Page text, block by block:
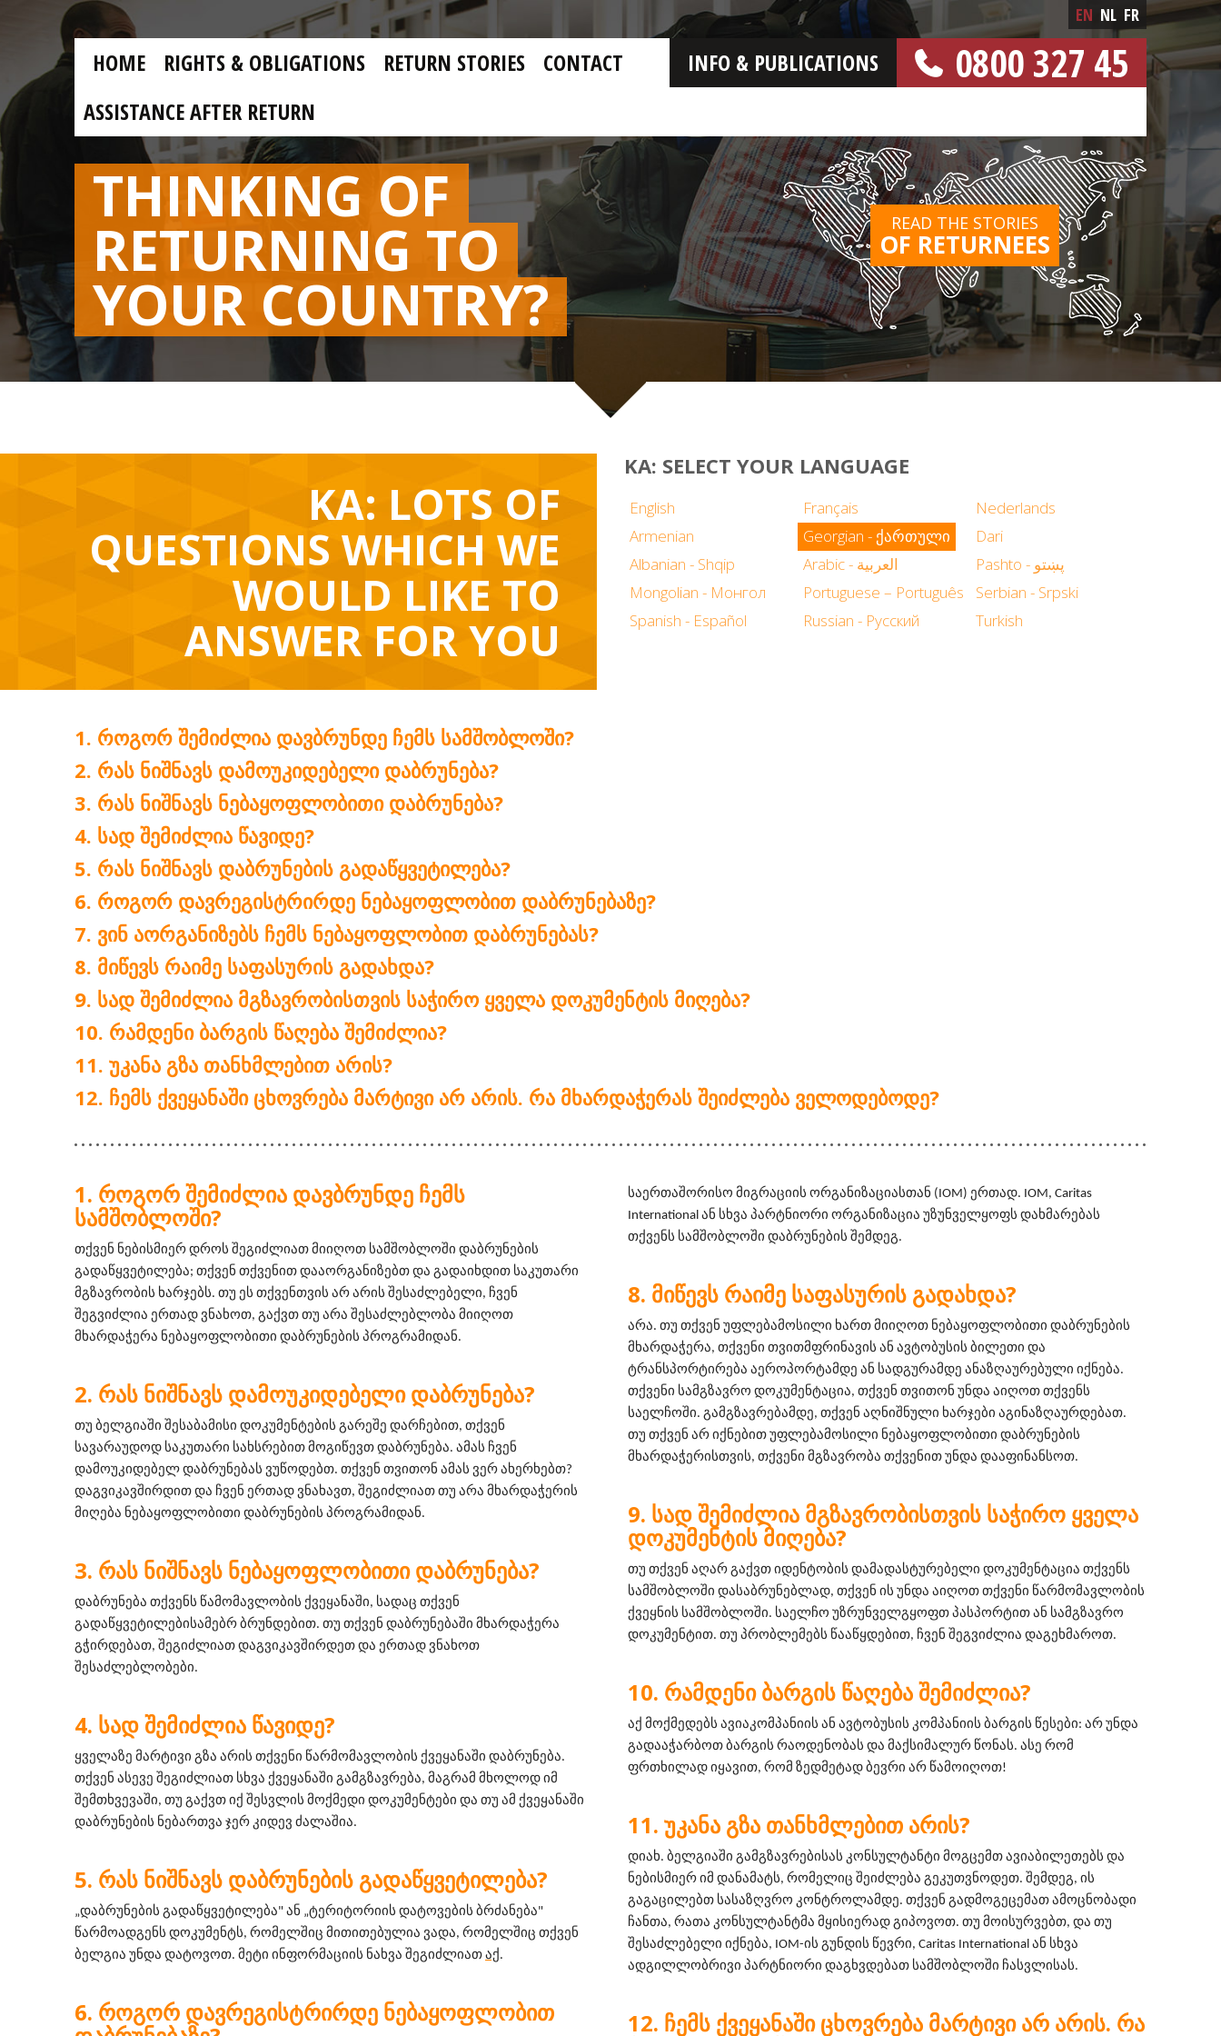
Skip to main content
0800 327 45
MAIN
NAVIGATION
HOME RIGHTS & OBLIGATIONS RETURN STORIES CONTACT
INFO & PUBLICATIONS
ASSISTANCE AFTER RETURN
THINKING OF
RETURNING TO
YOUR COUNTRY?
EN NL FR
READ THE STORIES
OF RETURNEES
KA: LOTS OF
QUESTIONS WHICH WE
WOULD LIKE TO
ANSWER FOR YOU
KA: SELECT YOUR LANGUAGE
English Français
Nederlands
Armenian
Georgian - ქართული
Dari
Albanian - Shqip
Arabic - العربية
Pashto - پښتو
Mongolian - Монгол
Portuguese – Português
Serbian - Srpski
Spanish - Español
Russian - Русский Turkish
ᲠᲝᲒᲝᲠ ᲨᲔᲛᲘᲫᲚᲘᲐ ᲓᲐᲕᲑᲠᲣᲜᲓᲔ ᲩᲔᲛᲡ ᲡᲐᲛᲨᲝᲑᲚᲝᲨᲘ?
ᲠᲐᲡ ᲜᲘᲨᲜᲐᲕᲡ ᲓᲐᲛᲝᲣᲙᲘᲓᲔᲑᲔᲚᲘ ᲓᲐᲑᲠᲣᲜᲔᲑᲐ?
ᲠᲐᲡ ᲜᲘᲨᲜᲐᲕᲡ ᲜᲔᲑᲐᲧᲝᲤᲚᲝᲑᲘᲗᲘ ᲓᲐᲑᲠᲣᲜᲔᲑᲐ?
ᲡᲐᲓ ᲨᲔᲛᲘᲫᲚᲘᲐ ᲬᲐᲕᲘᲓᲔ?
ᲠᲐᲡ ᲜᲘᲨᲜᲐᲕᲡ ᲓᲐᲑᲠᲣᲜᲔᲑᲘᲡ ᲒᲐᲓᲐᲬᲧᲕᲔᲢᲘᲚᲔᲑᲐ?
ᲠᲝᲒᲝᲠ ᲓᲐᲕᲠᲔᲒᲘᲡᲢᲠᲘᲠᲓᲔ ᲜᲔᲑᲐᲧᲝᲤᲚᲝᲑᲘᲗ ᲓᲐᲑᲠᲣᲜᲔᲑᲐᲖᲔ?
ᲕᲘᲜ ᲐᲝᲠᲒᲐᲜᲘᲖᲔᲑᲡ ᲩᲔᲛᲡ ᲜᲔᲑᲐᲧᲝᲤᲚᲝᲑᲘᲗ ᲓᲐᲑᲠᲣᲜᲔᲑᲐᲡ?
ᲛᲘᲬᲔᲕᲡ ᲠᲐᲘᲛᲔ ᲡᲐᲤᲐᲡᲣᲠᲘᲡ ᲒᲐᲓᲐᲮᲓᲐ?
ᲡᲐᲓ ᲨᲔᲛᲘᲫᲚᲘᲐ ᲛᲒᲖᲐᲕᲠᲝᲑᲘᲡᲗᲕᲘᲡ ᲡᲐᲭᲘᲠᲝ ᲧᲕᲔᲚᲐ ᲓᲝᲙᲣᲛᲔᲜᲢᲘᲡ ᲛᲘᲦᲔᲑᲐ?
ᲠᲐᲛᲓᲔᲜᲘ ᲑᲐᲠᲒᲘᲡ ᲬᲐᲦᲔᲑᲐ ᲨᲔᲛᲘᲫᲚᲘᲐ?
ᲣᲙᲐᲜᲐ ᲒᲖᲐ ᲗᲐᲜᲮᲛᲚᲔᲑᲘᲗ ᲐᲠᲘᲡ?
ᲩᲔᲛᲡ ᲥᲕᲔᲧᲐᲜᲐᲨᲘ ᲪᲮᲝᲕᲠᲔᲑᲐ ᲛᲐᲠᲢᲘᲕᲘ ᲐᲠ ᲐᲠᲘᲡ. ᲠᲐ ᲛᲮᲐᲠᲓᲐᲭᲔᲠᲐᲡ ᲨᲔᲘᲫᲚᲔᲑᲐ ᲕᲔᲚᲝᲓᲔᲑᲝᲓᲔ?
ᲠᲝᲒᲝᲠ ᲨᲔᲛᲘᲫᲚᲘᲐ ᲓᲐᲕᲑᲠᲣᲜᲓᲔ ᲩᲔᲛᲡ
ᲡᲐᲛᲨᲝᲑᲚᲝᲨᲘ?
თქვენ ნებისმიერ დროს შეგიძლიათ მიიღოთ სამშობლოში დაბრუნების
გადაწყვეტილება; თქვენ თქვენით დააორგანიზებთ და გადაიხდით საკუთარი
მგზავრობის ხარჯებს. თუ ეს თქვენთვის არ არის შესაძლებელი, ჩვენ
შეგვიძლია ერთად ვნახოთ, გაქვთ თუ არა შესაძლებლობა მიიღოთ
მხარდაჭერა ნებაყოფლობითი დაბრუნების პროგრამიდან.
ᲠᲐᲡ ᲜᲘᲨᲜᲐᲕᲡ ᲓᲐᲛᲝᲣᲙᲘᲓᲔᲑᲔᲚᲘ ᲓᲐᲑᲠᲣᲜᲔᲑᲐ?
თუ ბელგიაში შესაბამისი დოკუმენტების გარეშე დარჩებით, თქვენ
სავარაუდოდ საკუთარი სახსრებით მოგიწევთ დაბრუნება. ამას ჩვენ
დამოუკიდებელ დაბრუნებას ვუწოდებთ. თქვენ თვითონ ამას ვერ ახერხებთ?
დაგვიკავშირდით და ჩვენ ერთად ვნახავთ, შეგიძლიათ თუ არა მხარდაჭერის
მიღება ნებაყოფლობითი დაბრუნების პროგრამიდან.
ᲠᲐᲡ ᲜᲘᲨᲜᲐᲕᲡ ᲜᲔᲑᲐᲧᲝᲤᲚᲝᲑᲘᲗᲘ ᲓᲐᲑᲠᲣᲜᲔᲑᲐ?
დაბრუნება თქვენს წამომავლობის ქვეყანაში, სადაც თქვენ
გადაწყვეტილებისამებრ ბრუნდებით. თუ თქვენ დაბრუნებაში მხარდაჭერა
გჭირდებათ, შეგიძლიათ დაგვიკავშირდეთ და ერთად ვნახოთ
შესაძლებლობები.
ᲡᲐᲓ ᲨᲔᲛᲘᲫᲚᲘᲐ ᲬᲐᲕᲘᲓᲔ?
ყველაზე მარტივი გზა არის თქვენი წარმომავლობის ქვეყანაში დაბრუნება.
თქვენ ასევე შეგიძლიათ სხვა ქვეყანაში გამგზავრება, მაგრამ მხოლოდ იმ
შემთხვევაში, თუ გაქვთ იქ შესვლის მოქმედი დოკუმენტები და თუ ამ ქვეყანაში
დაბრუნების ნებართვა ჯერ კიდევ ძალაშია.
ᲠᲐᲡ ᲜᲘᲨᲜᲐᲕᲡ ᲓᲐᲑᲠᲣᲜᲔᲑᲘᲡ ᲒᲐᲓᲐᲬᲧᲕᲔᲢᲘᲚᲔᲑᲐ?
„დაბრუნების გადაწყვეტილება" ან „ტერიტორიის დატოვების ბრძანება"
წარმოადგენს დოკუმენტს, რომელშიც მითითებულია ვადა, რომელშიც თქვენ
ბელგია უნდა დატოვოთ. მეტი ინფორმაციის ნახვა შეგიძლიათ აქ .
ᲠᲝᲒᲝᲠ ᲓᲐᲕᲠᲔᲒᲘᲡᲢᲠᲘᲠᲓᲔ ᲜᲔᲑᲐᲧᲝᲤᲚᲝᲑᲘᲗ
საერთაშორისო მიგრაციის ორგანიზაციასთან (IOM) ერთად. IOM, Caritas
International ან სხვა პარტნიორი ორგანიზაცია უზუნველყოფს დახმარებას
თქვენს სამშობლოში დაბრუნების შემდეგ.
ᲛᲘᲬᲔᲕᲡ ᲠᲐᲘᲛᲔ ᲡᲐᲤᲐᲡᲣᲠᲘᲡ ᲒᲐᲓᲐᲮᲓᲐ?
არა. თუ თქვენ უფლებამოსილი ხართ მიიღოთ ნებაყოფლობითი დაბრუნების
მხარდაჭერა, თქვენი თვითმფრინავის ან ავტობუსის ბილეთი და
ტრანსპორტირება აეროპორტამდე ან სადგურამდე ანაზღაურებული იქნება.
თქვენი სამგზავრო დოკუმენტაცია, თქვენ თვითონ უნდა აიღოთ თქვენს
საელჩოში. გამგზავრებამდე, თქვენ აღნიშნული ხარჯები აგინაზღაურდებათ.
თუ თქვენ არ იქნებით უფლებამოსილი ნებაყოფლობითი დაბრუნების
მხარდაჭერისთვის, თქვენი მგზავრობა თქვენით უნდა დააფინანსოთ.
ᲡᲐᲓ ᲨᲔᲛᲘᲫᲚᲘᲐ ᲛᲒᲖᲐᲕᲠᲝᲑᲘᲡᲗᲕᲘᲡ ᲡᲐᲭᲘᲠᲝ ᲧᲕᲔᲚᲐ
ᲓᲝᲙᲣᲛᲔᲜᲢᲘᲡ ᲛᲘᲦᲔᲑᲐ?
თუ თქვენ აღარ გაქვთ იდენტობის დამადასტურებელი დოკუმენტაცია თქვენს
სამშობლოში დასაბრუნებლად, თქვენ ის უნდა აიღოთ თქვენი წარმომავლობის
ქვეყნის სამშობლოში. საელჩო უზრუნველგყოფთ პასპორტით ან სამგზავრო
დოკუმენტით. თუ პრობლემებს წააწყდებით, ჩვენ შეგვიძლია დაგეხმაროთ.
ᲠᲐᲛᲓᲔᲜᲘ ᲑᲐᲠᲒᲘᲡ ᲬᲐᲦᲔᲑᲐ ᲨᲔᲛᲘᲫᲚᲘᲐ?
აქ მოქმედებს ავიაკომპანიის ან ავტობუსის კომპანიის ბარგის წესები: არ უნდა
გადააჭარბოთ ბარგის რაოდენობას და მაქსიმალურ წონას. ასე რომ
ფრთხილად იყავით, რომ ზედმეტად ბევრი არ წამოიღოთ!
ᲣᲙᲐᲜᲐ ᲒᲖᲐ ᲗᲐᲜᲮᲛᲚᲔᲑᲘᲗ ᲐᲠᲘᲡ?
დიახ. ბელგიაში გამგზავრებისას კონსულტანტი მოგცემთ ავიაბილეთებს და
ნებისმიერ იმ დანამატს, რომელიც შეიძლება გეკუთვნოდეთ. შემდეგ, ის
გაგაცილებთ სასაზღვრო კონტროლამდე. თქვენ გადმოგეცემათ ამოცნობადი
ჩანთა, რათა კონსულტანტმა მყისიერად გიპოვოთ. თუ მოისურვებთ, და თუ
შესაძლებელი იქნება, IOM-ის გუნდის წევრი, Caritas International ან სხვა
ადგილლობრივი პარტნიორი დაგხვდებათ სამშობლოში ჩასვლისას.
ᲩᲔᲛᲡ ᲥᲕᲔᲧᲐᲜᲐᲨᲘ ᲪᲮᲝᲕᲠᲔᲑᲐ ᲛᲐᲠᲢᲘᲕᲘ ᲐᲠ ᲐᲠᲘᲡ. ᲠᲐ